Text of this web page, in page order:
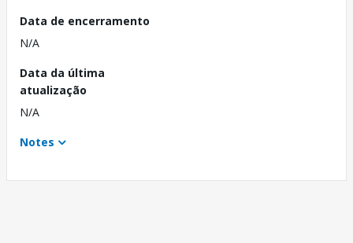
Data de encerramento
N/A
Data da última
atualização
N/A
Notes